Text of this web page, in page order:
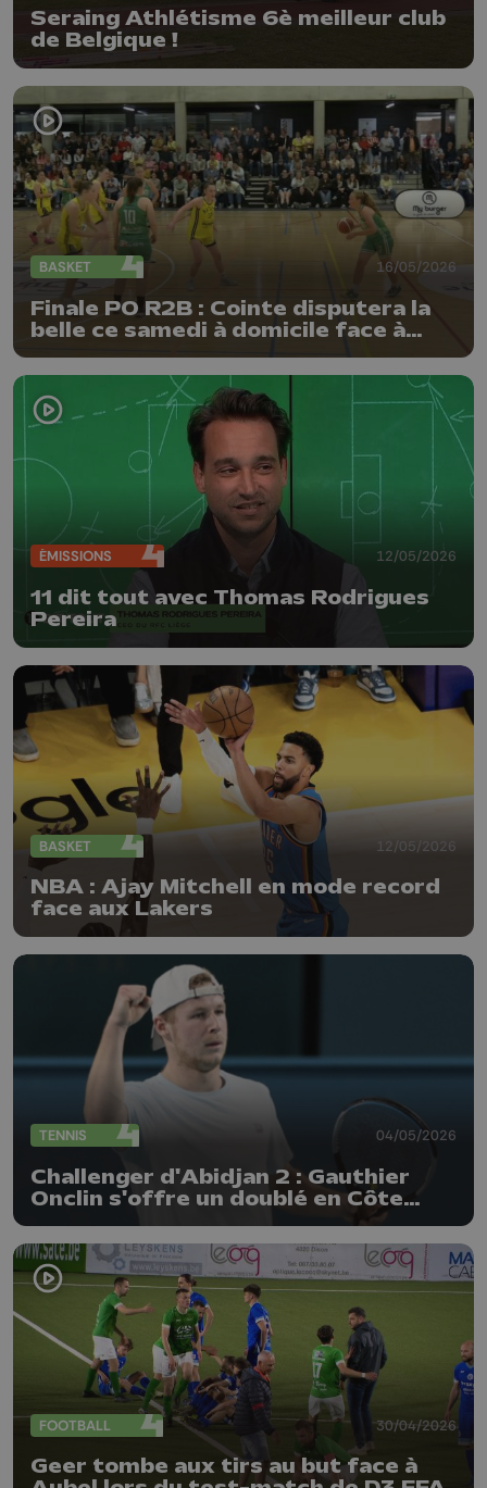
Seraing Athlétisme 6è meilleur club
de Belgique !
BASKET 16/05/2026
Finale PO R2B : Cointe disputera la
belle ce samedi à domicile face à
Natoye
ÉMISSIONS 12/05/2026
11 dit tout avec Thomas Rodrigues
Pereira
BASKET 12/05/2026
NBA : Ajay Mitchell en mode record
face aux Lakers
TENNIS 04/05/2026
Challenger d'Abidjan 2 : Gauthier
Onclin s'offre un doublé en Côte
d'Ivoire
FOOTBALL 30/04/2026
Geer tombe aux tirs au but face à